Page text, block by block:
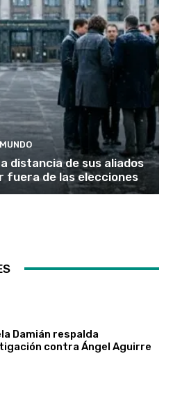
MUNDO
distancia de sus aliados
fuera de las elecciones
Damián respalda
contra Ángel Aguirre